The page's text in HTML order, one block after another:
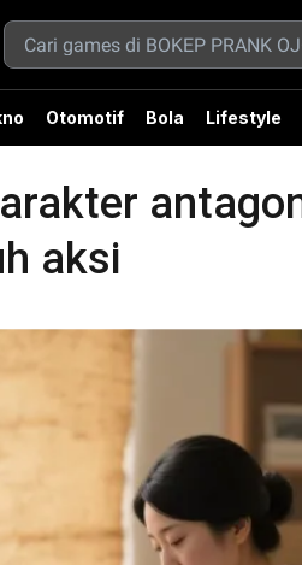
Otomotif Bola Lifestyle
aksi